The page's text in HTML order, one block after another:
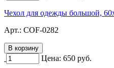
Чехол для одежды большой,
Арт.: COF-0282
Цена: 650 руб.